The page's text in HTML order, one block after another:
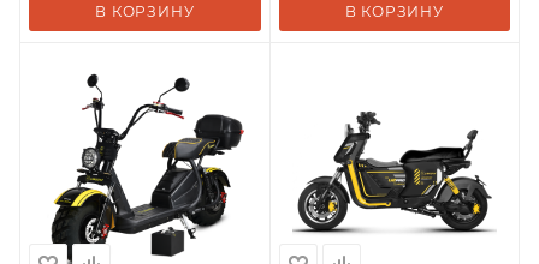
В КОРЗИНУ В КОРЗИНУ